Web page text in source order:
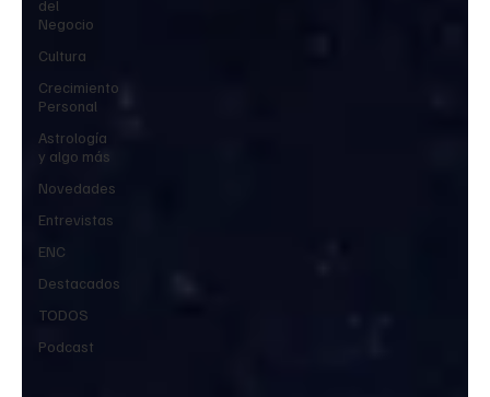
del
Negocio
Cultura
Crecimiento
Personal
Astrología
y algo más
Novedades
Entrevistas
ENC
Destacados
TODOS
Podcast